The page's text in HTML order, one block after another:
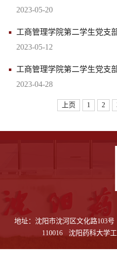
红色基因”主题党日活动
2023-05-20
工商管理学院第二学生党支
时代新人”主题党日活动
2023-05-12
工商管理学院第二学生党支
《光荣·梦想》
2023-04-28
上页 1 2
地址：沈阳市沈河区文化路103
110016 沈阳药科大学